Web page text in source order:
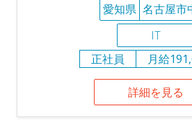
愛知県 名古屋市
IT
正社員
月給
詳細を見る